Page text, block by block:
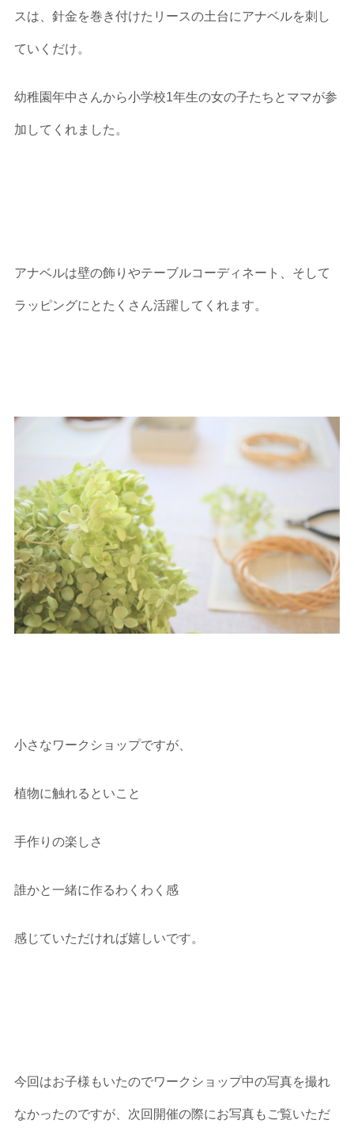
スは、針金を巻き付けたリースの土台にアナベルを刺し
ていくだけ。
幼稚園年中さんから小学校1年生の女の子たちとママが参
加してくれました。
アナベルは壁の飾りやテーブルコーディネート、そして
ラッピングにとたくさん活躍してくれます。
小さなワークショップですが、
植物に触れるといこと
手作りの楽しさ
誰かと一緒に作るわくわく感
感じていただければ嬉しいです。
今回はお子様もいたのでワークショップ中の写真を撮れ
なかったのですが、次回開催の際にお写真もご覧いただ